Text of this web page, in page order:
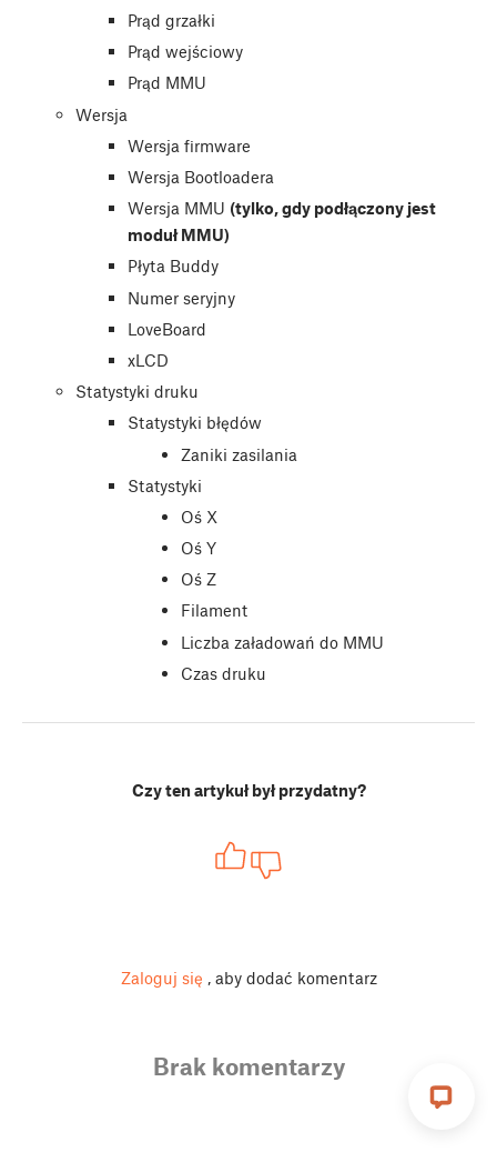
Prąd grzałki
Prąd wejściowy
Prąd MMU
Wersja
Wersja firmware
Wersja Bootloadera
Wersja MMU (tylko, gdy podłączony jest
moduł MMU)
Płyta Buddy
Numer seryjny
LoveBoard
xLCD
Statystyki druku
Statystyki błędów
Zaniki zasilania
Statystyki
Oś X
Oś Y
Oś Z
Filament
Liczba załadowań do MMU
Czas druku
Czy ten artykuł był przydatny?
Zaloguj się , aby dodać komentarz
Brak komentarzy